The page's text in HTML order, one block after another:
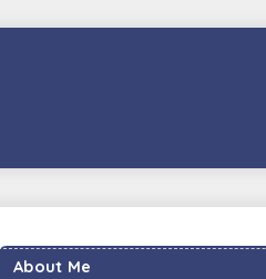
About Me